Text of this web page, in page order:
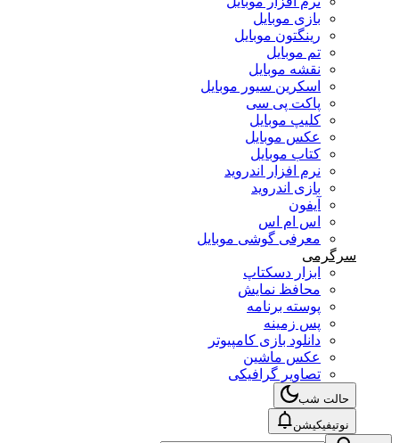
بازی موبایل
رینگتون موبایل
تم موبایل
نقشه موبایل
اسکرین سیور موبایل
پاکت پی سی
کلیپ موبایل
عکس موبایل
کتاب موبایل
نرم افزار اندروید
بازی اندروید
آیفون
اس ام اس
معرفی گوشی موبایل
سرگرمی
ابزار دسکتاپ
محافظ نمایش
پوسته برنامه
پس زمینه
دانلود بازی کامپیوتر
عکس ماشین
تصاویر گرافیکی
حالت شب
نوتیفیکیشن